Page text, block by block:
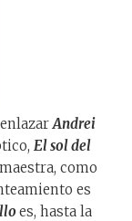
Andrei
El sol del
como
es
es, hasta la